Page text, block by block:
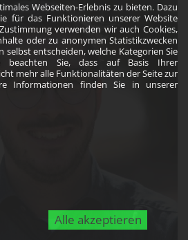
Webseiten-Erlebnis zu bieten. Dazu
für das Funktionieren unserer Website
verwenden wir auch Cookies,
oder zu anonymen Statistikzwecken
selbst entscheiden, welche Kategorien Sie
beachten Sie, dass auf Basis Ihrer
mehr alle Funktionalitäten der Seite zur
Informationen finden Sie in unserer
Alle akzeptieren